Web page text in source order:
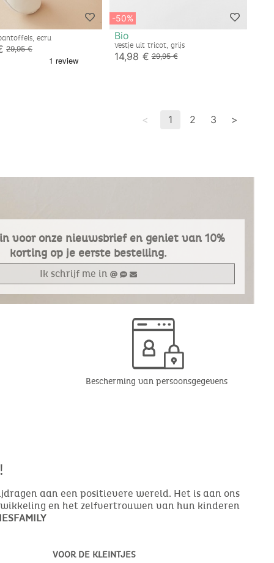
ecru
29,95 €
-50%
Bio
Vestje uit tricot, grijs
14,98 € 29,95 €
< 1 2 3 >
voor onze nieuwsbrief en geniet van 10%
korting op je eerste bestelling.
Ik schrijf me in
Bescherming van persoonsgegevens
aan een positievere wereld. Het is aan ons
en het zelfvertrouwen van hun kinderen
VOOR DE KLEINTJES